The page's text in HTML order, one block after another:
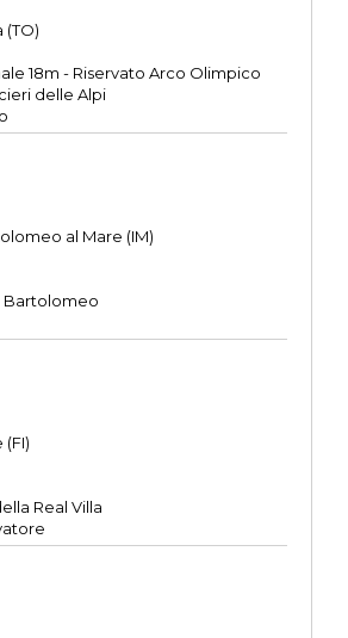
(TO)
18m - Riservato Arco Olimpico
delle Alpi
al Mare (IM)
Bartolomeo
(FI)
Real Villa